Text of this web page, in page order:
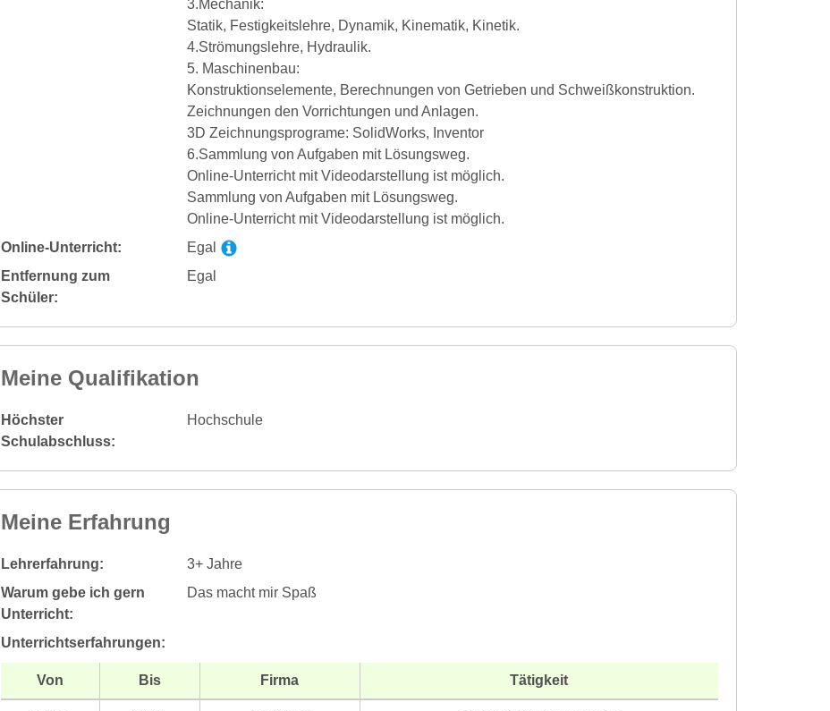
3.Mechanik:
Statik, Festigkeitslehre, Dynamik, Kinematik, Kinetik.
4.Strömungslehre, Hydraulik.
5. Maschinenbau:
Konstruktionselemente, Berechnungen von Getrieben und Schweißkonstruktion.
Zeichnungen den Vorrichtungen und Anlagen.
3D Zeichnungsprograme: SolidWorks, Inventor
6.Sammlung von Aufgaben mit Lösungsweg.
Online-Unterricht mit Videodarstellung ist möglich.
Sammlung von Aufgaben mit Lösungsweg.
Online-Unterricht mit Videodarstellung ist möglich.
Online-Unterricht:
Egal
Entfernung zum
Schüler:
Egal
Meine Qualifikation
Höchster
Schulabschluss:
Hochschule
Meine Erfahrung
Lehrerfahrung:
3+ Jahre
Warum gebe ich gern
Unterricht:
Das macht mir Spaß
Unterrichtserfahrungen:
Von Bis Firma Tätigkeit